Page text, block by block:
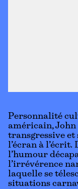
Personnalité
américain,
transgressive
l’écran à
l’humour
l’irrévérence
laquelle se
situations